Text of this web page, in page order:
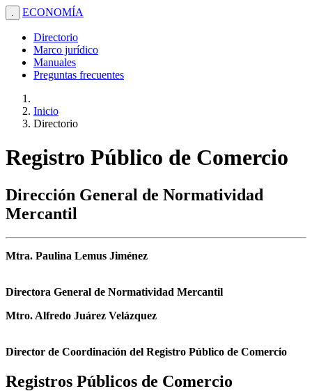
. ECONOMÍA
Directorio
Marco jurídico
Manuales
Preguntas frecuentes
Inicio
Directorio
Registro Público de Comercio
Dirección General de Normatividad
Mercantil
Mtra. Paulina Lemus Jiménez
Directora General de Normatividad Mercantil
Mtro. Alfredo Juárez Velázquez
Director de Coordinación del Registro Público de Comercio
Registros Públicos de Comercio